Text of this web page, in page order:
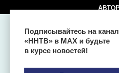
Подписывайтесь на канал
«ННТВ» в МАХ и будьте
в курсе новостей!